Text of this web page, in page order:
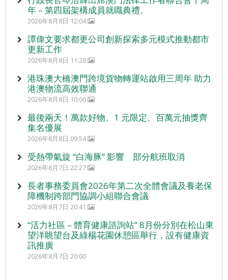
年 – 第四屆架構成員就職典禮。
2026年8月8日 12:04
譚偉文要求都更公司創新探索多元模式推動都市
更新工作
2026年8月8日 11:28
港珠澳大橋澳門跨境貨物轉運站啟用三周年 助力
港澳物流高效聯通
2026年8月8日 10:00
最後兩天！萬款好物、1 元限定、百萬元抽獎齊
集名優展
2026年8月8日 09:54
受熱帶氣旋 “白海豚” 影響 部分航班取消
2026年8月7日 22:27
長者事務委員會2026年第二次全體會議及養老保
障機制跨部門協調小組聯合會議
2026年8月7日 20:41
“活力社區 – 體育健康諮詢站” 8月份分別在松山東
望洋眺望台及綠楊花園休憩區舉行，設有健康資
訊推廣
2026年8月7日 20:00